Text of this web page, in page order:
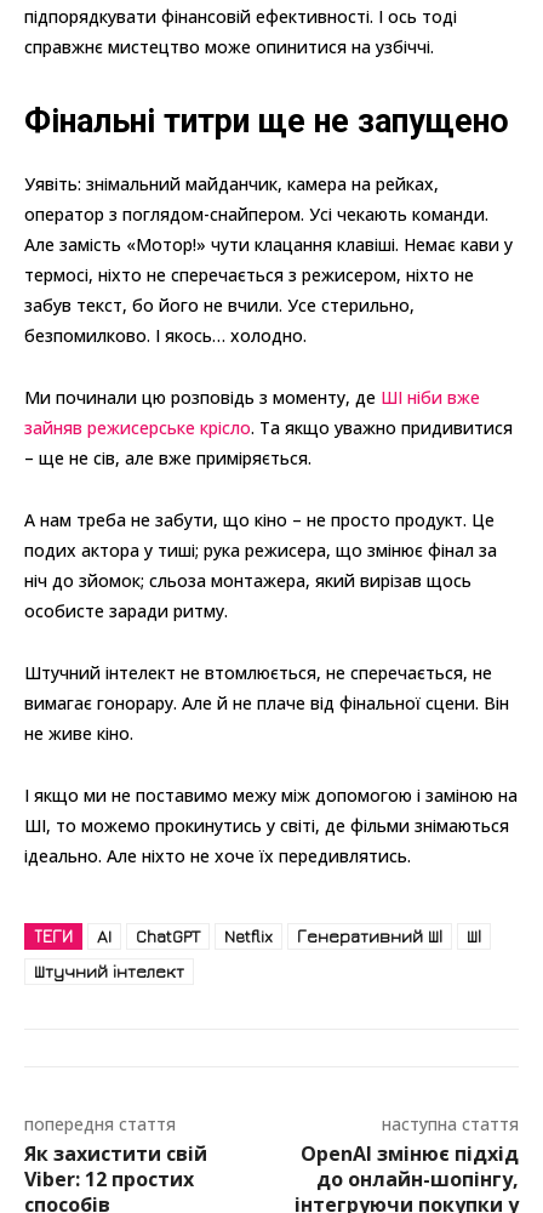
підпорядкувати фінансовій ефективності. І ось тоді
справжнє мистецтво може опинитися на узбіччі.
Фінальні титри ще не запущено
Уявіть: знімальний майданчик, камера на рейках,
оператор з поглядом-снайпером. Усі чекають команди.
Але замість «Мотор!» чути клацання клавіші. Немає кави у
термосі, ніхто не сперечається з режисером, ніхто не
забув текст, бо його не вчили. Усе стерильно,
безпомилково. І якось… холодно.
Ми починали цю розповідь з моменту, де ШІ ніби вже
зайняв режисерське крісло. Та якщо уважно придивитися
– ще не сів, але вже приміряється.
А нам треба не забути, що кіно – не просто продукт. Це
подих актора у тиші; рука режисера, що змінює фінал за
ніч до зйомок; сльоза монтажера, який вирізав щось
особисте заради ритму.
Штучний інтелект не втомлюється, не сперечається, не
вимагає гонорару. Але й не плаче від фінальної сцени. Він
не живе кіно.
І якщо ми не поставимо межу між допомогою і заміною на
ШІ, то можемо прокинутись у світі, де фільми знімаються
ідеально. Але ніхто не хоче їх передивлятись.
ТЕГИ AI ChatGPT Netflix Генеративний ШІ
ШІ
Штучний інтелект
попередня стаття
Як захистити свій
Viber: 12 простих
способів
наступна стаття
OpenAI змінює підхід
до онлайн-шопінгу,
інтегруючи покупки у